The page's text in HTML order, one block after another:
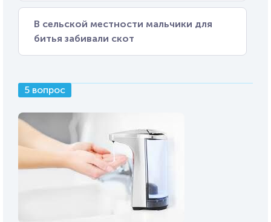
В сельской местности мальчики для
битья забивали скот
5 вопрос